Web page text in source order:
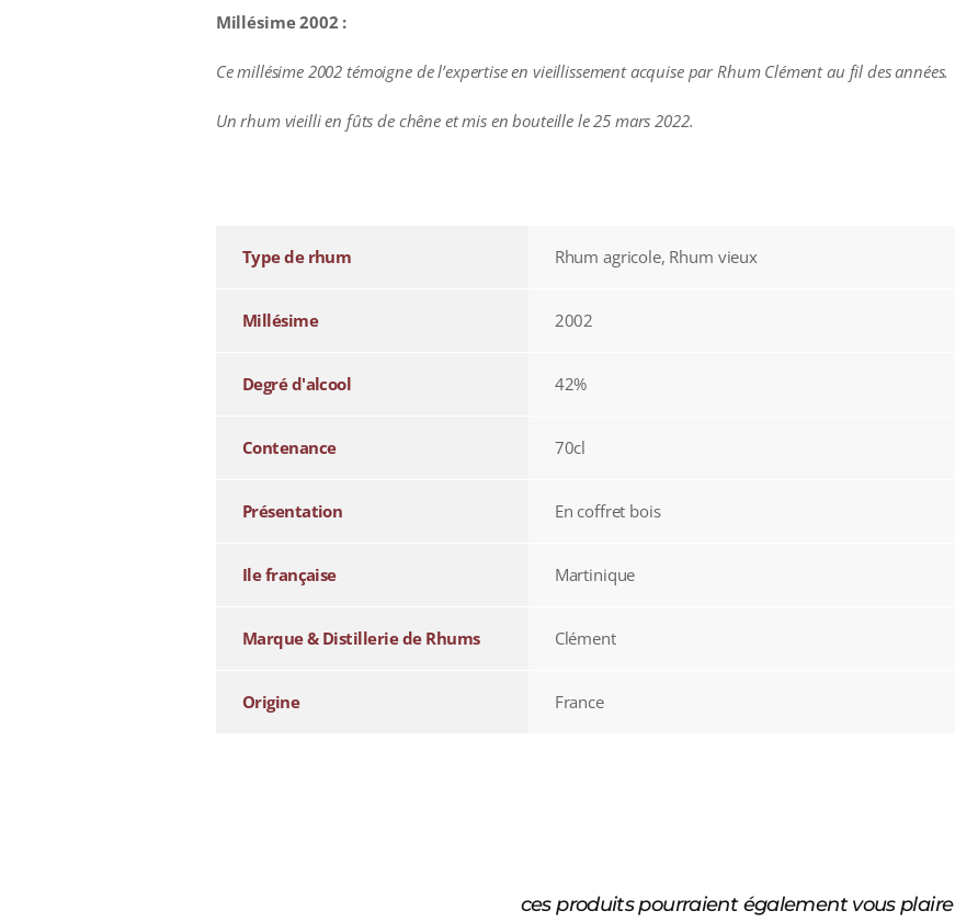
Millésime 2002 :
Ce millésime 2002 témoigne de l’expertise en vieillissement acquise par Rhum Clément au fil des années.
Un rhum vieilli en fûts de chêne et mis en bouteille le 25 mars 2022.
Type de rhum Rhum agricole, Rhum vieux
Millésime 2002
Degré d'alcool 42%
Contenance 70cl
Présentation En coffret bois
Ile française Martinique
Marque & Distillerie de Rhums Clément
Origine France
ces produits pourraient également vous plaire